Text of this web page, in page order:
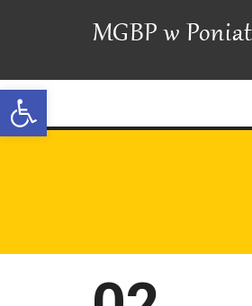
Open toolbar